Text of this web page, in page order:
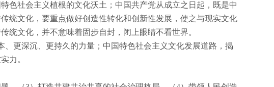
色社会主义植根的文化沃土；中国共产党从成立之日起，既是中
统文化，要重点做好创造性转化和创新性发展，使之与现实文化
统文化，并不意味着固步自封，闭上眼睛不看世界。
更深沉、更持久的力量；中国特色社会主义文化发展道路，揭
力。